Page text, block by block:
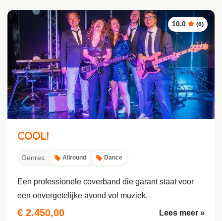
10,0 (6)
COOL!
Genres: Allround Dance
Een professionele coverband die garant staat voor
een onvergetelijke avond vol muziek.
€ 2.450,00 Lees meer »